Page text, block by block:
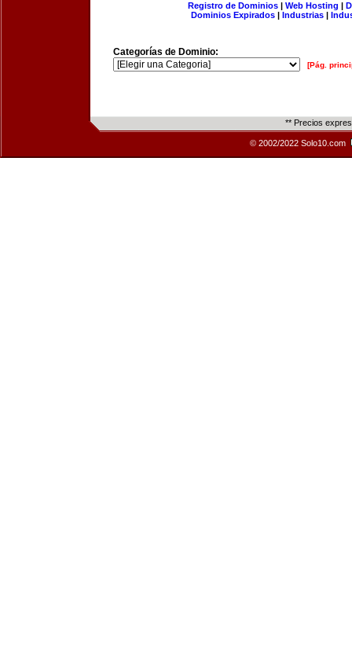
Registro de Dominios| Web Hosting |
Dominios Expirados | Industrias |
Categorías de Dominio:
[Pág.
** Precios
© 2002/2022 Solo10.com